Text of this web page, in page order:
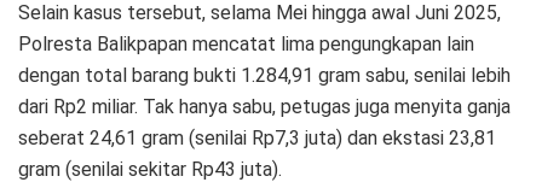
Selain kasus tersebut, selama Mei hingga awal Juni 2025,
Polresta Balikpapan mencatat lima pengungkapan lain
dengan total barang bukti 1.284,91 gram sabu, senilai lebih
dari Rp2 miliar. Tak hanya sabu, petugas juga menyita ganja
seberat 24,61 gram (senilai Rp7,3 juta) dan ekstasi 23,81
gram (senilai sekitar Rp43 juta).